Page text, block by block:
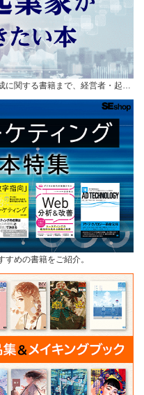
に関する書籍まで、経営者・起…
めの書籍をご紹介。